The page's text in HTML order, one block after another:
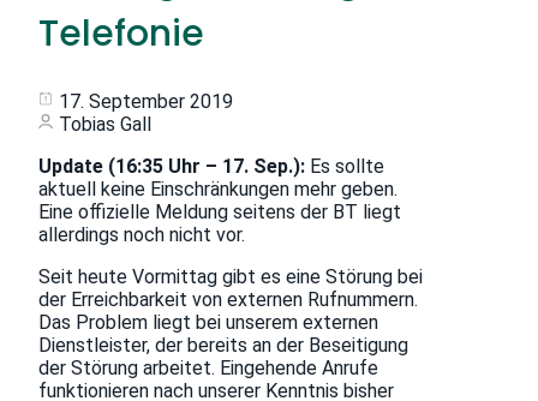
Telefonie
17. September 2019
Tobias Gall
Update (16:35 Uhr – 17. Sep.): Es sollte
aktuell keine Einschränkungen mehr geben.
Eine offizielle Meldung seitens der BT liegt
allerdings noch nicht vor.
Seit heute Vormittag gibt es eine Störung bei
der Erreichbarkeit von externen Rufnummern.
Das Problem liegt bei unserem externen
Dienstleister, der bereits an der Beseitigung
der Störung arbeitet. Eingehende Anrufe
funktionieren nach unserer Kenntnis bisher